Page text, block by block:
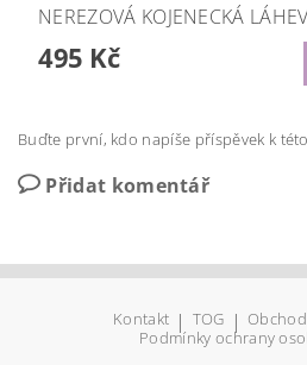
NEREZOVÁ KOJENECKÁ
495 Kč
Buďte první, kdo napíše příspěvek k
Přidat komentář
Kontakt | TOG |
Podmínky ochrany